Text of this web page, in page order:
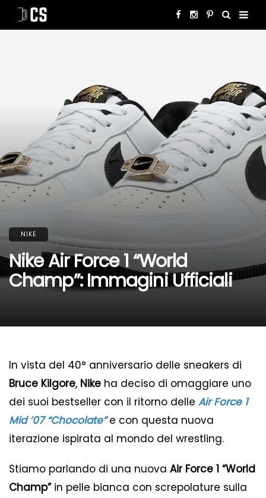
NIKE
Nike Air Force 1 “World
Champ”: Immagini Ufficiali
In vista del 40° anniversario delle sneakers di
Bruce Kilgore, Nike ha deciso di omaggiare uno
dei suoi bestseller con il ritorno delle Air Force 1
Mid ’07 “Chocolate”e con questa nuova
iterazione ispirata al mondo del wrestling.
Stiamo parlando di una nuova Air Force 1 “World
Champ”in pelle bianca con screpolature sulla